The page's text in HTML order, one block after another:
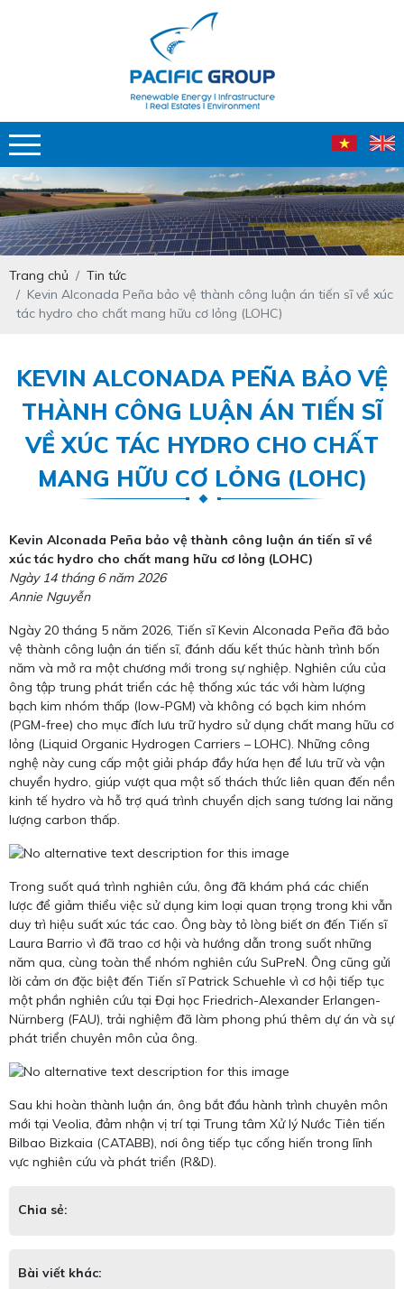
Trang chủ
Tin tức
Kevin Alconada Peña bảo vệ thành công luận án tiến sĩ về xúc
tác hydro cho chất mang hữu cơ lỏng (LOHC)
KEVIN ALCONADA PEÑA BẢO VỆ
THÀNH CÔNG LUẬN ÁN TIẾN SĨ
VỀ XÚC TÁC HYDRO CHO CHẤT
MANG HỮU CƠ LỎNG (LOHC)
Kevin Alconada Peña bảo vệ thành công luận án tiến sĩ về
xúc tác hydro cho chất mang hữu cơ lỏng (LOHC)
Ngày 14 tháng 6 năm 2026
Annie Nguyễn
Ngày 20 tháng 5 năm 2026, Tiến sĩ Kevin Alconada Peña đã bảo
vệ thành công luận án tiến sĩ, đánh dấu kết thúc hành trình bốn
năm và mở ra một chương mới trong sự nghiệp. Nghiên cứu của
ông tập trung phát triển các hệ thống xúc tác với hàm lượng
bạch kim nhóm thấp (low-PGM) và không có bạch kim nhóm
(PGM-free) cho mục đích lưu trữ hydro sử dụng chất mang hữu cơ
lỏng (Liquid Organic Hydrogen Carriers – LOHC). Những công
nghệ này cung cấp một giải pháp đầy hứa hẹn để lưu trữ và vận
chuyển hydro, giúp vượt qua một số thách thức liên quan đến nền
kinh tế hydro và hỗ trợ quá trình chuyển dịch sang tương lai năng
lượng carbon thấp.
Trong suốt quá trình nghiên cứu, ông đã khám phá các chiến
lược để giảm thiểu việc sử dụng kim loại quan trọng trong khi vẫn
duy trì hiệu suất xúc tác cao. Ông bày tỏ lòng biết ơn đến Tiến sĩ
Laura Barrio vì đã trao cơ hội và hướng dẫn trong suốt những
năm qua, cùng toàn thể nhóm nghiên cứu SuPreN. Ông cũng gửi
lời cảm ơn đặc biệt đến Tiến sĩ Patrick Schuehle vì cơ hội tiếp tục
một phần nghiên cứu tại Đại học Friedrich-Alexander Erlangen-
Nürnberg (FAU), trải nghiệm đã làm phong phú thêm dự án và sự
phát triển chuyên môn của ông.
Sau khi hoàn thành luận án, ông bắt đầu hành trình chuyên môn
mới tại Veolia, đảm nhận vị trí tại Trung tâm Xử lý Nước Tiên tiến
Bilbao Bizkaia (CATABB), nơi ông tiếp tục cống hiến trong lĩnh
vực nghiên cứu và phát triển (R&D).
Chia sẻ:
Bài viết khác: